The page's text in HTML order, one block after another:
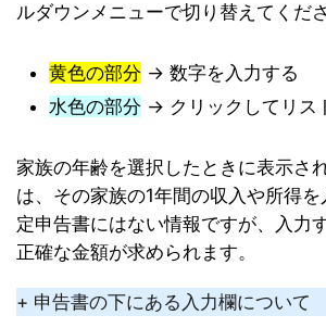
ルダウンメニューで切り替えてくださ
黄色の部分 → 数字を入力する
水色の部分 → クリックしてリス
家族の年齢を選択したときに表示さ
は、その家族の1年間の収入や所得
定申告書にはない情報ですが、入力
正確な金額が求められます。
+ 申告書の下にある入力欄について